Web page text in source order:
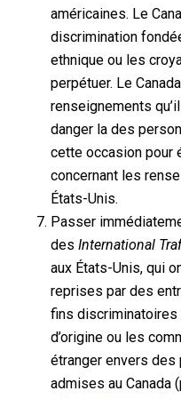
américaines. Le
discrimination
ethnique ou les
perpétuer. Le
renseignements
danger la des
cette occasion pour
concernant les
États-Unis.
Passer
des International
aux États-Unis, qui
reprises par des
fins
d’origine ou les
étranger envers
admises au Canada